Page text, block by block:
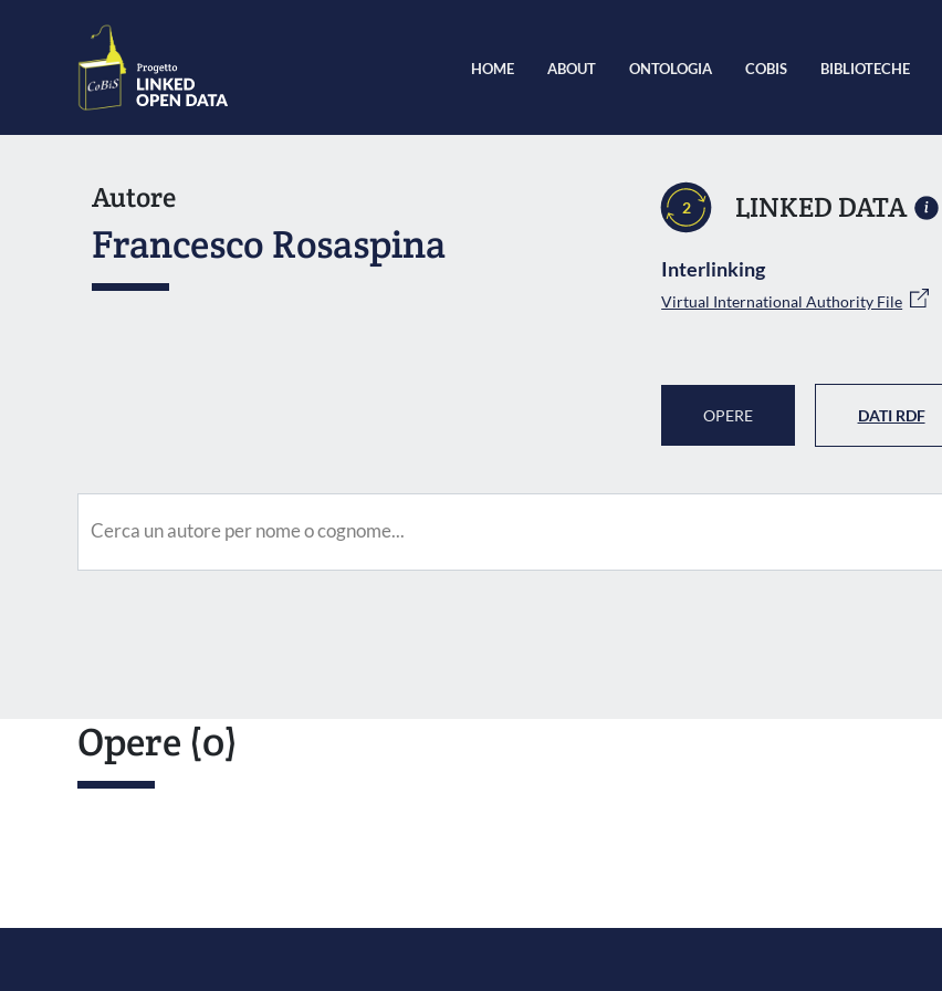
HOME ABOUT ONTOLOGIA COBIS BIBLIOTECHE
Autore
Francesco Rosaspina
2 LINKED DATA
Interlinking
Virtual International Authority File
OPERE DATI RDF
Opere (0)